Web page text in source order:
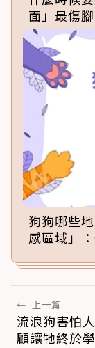
面」最傷
狗狗哪些
感區域」
← 上一篇
流浪狗害怕
顧讓牠終於